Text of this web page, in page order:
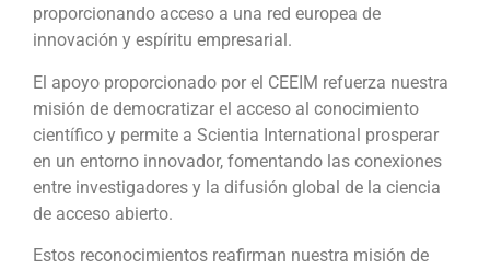
proporcionando acceso a una red europea de
innovación y espíritu empresarial.
El apoyo proporcionado por el CEEIM refuerza nuestra
misión de democratizar el acceso al conocimiento
científico y permite a Scientia International prosperar
en un entorno innovador, fomentando las conexiones
entre investigadores y la difusión global de la ciencia
de acceso abierto.
Estos reconocimientos reafirman nuestra misión de